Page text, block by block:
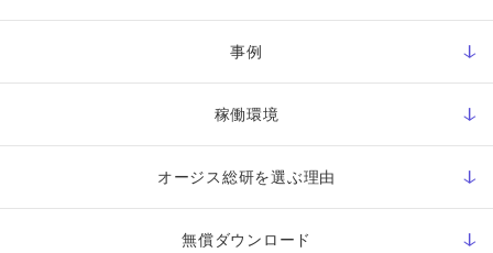
事例
稼働環境
オージス総研を選ぶ理由
無償ダウンロード